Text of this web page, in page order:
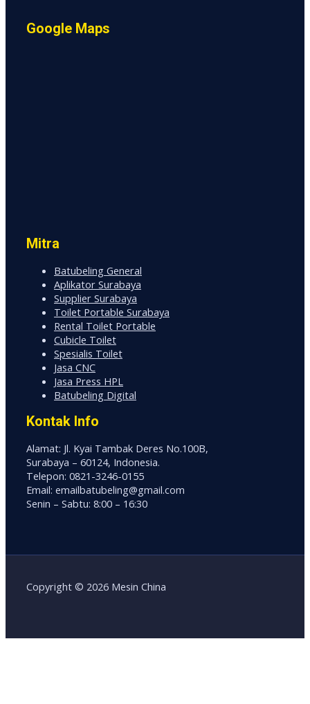
Google Maps
Mitra
Batubeling General
Aplikator Surabaya
Supplier Surabaya
Toilet Portable Surabaya
Rental Toilet Portable
Cubicle Toilet
Spesialis Toilet
Jasa CNC
Jasa Press HPL
Batubeling Digital
Kontak Info
Alamat: Jl. Kyai Tambak Deres No.100B,
Surabaya – 60124, Indonesia.
Telepon: 0821-3246-0155
Email: emailbatubeling@gmail.com
Senin – Sabtu: 8:00 – 16:30
Copyright © 2026 Mesin China